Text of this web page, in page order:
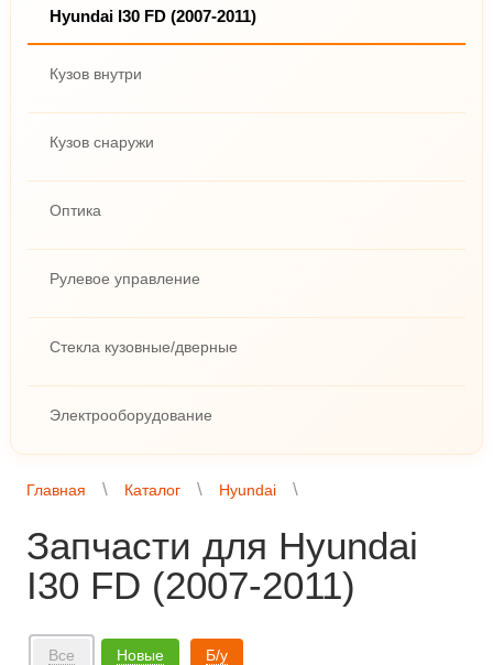
Hyundai I30 FD (2007-2011)
Кузов внутри
Кузов снаружи
Оптика
Рулевое управление
Стекла кузовные/дверные
Электрооборудование
Главная Каталог Hyundai
Запчасти для Hyundai
I30 FD (2007-2011)
Все Новые Б/у